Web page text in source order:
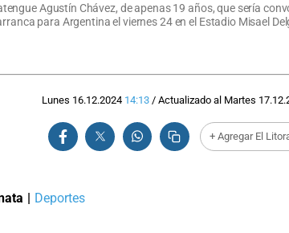
Agustín Chávez, de apenas 19 años, que sería
para Argentina el viernes 24 en el Estadio Misael
Lunes 16.12.2024 14:13/ Actualizado al Martes
+ Agregar El
| Deportes